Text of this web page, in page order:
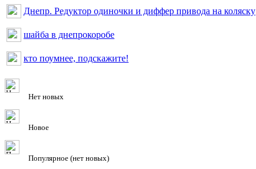
Днепр. Редуктор одиночки и диффер привода на коляску
шайба в днепрокоробе
кто поумнее, подскажите!
Нет новых
Новое
Популярное (нет новых)